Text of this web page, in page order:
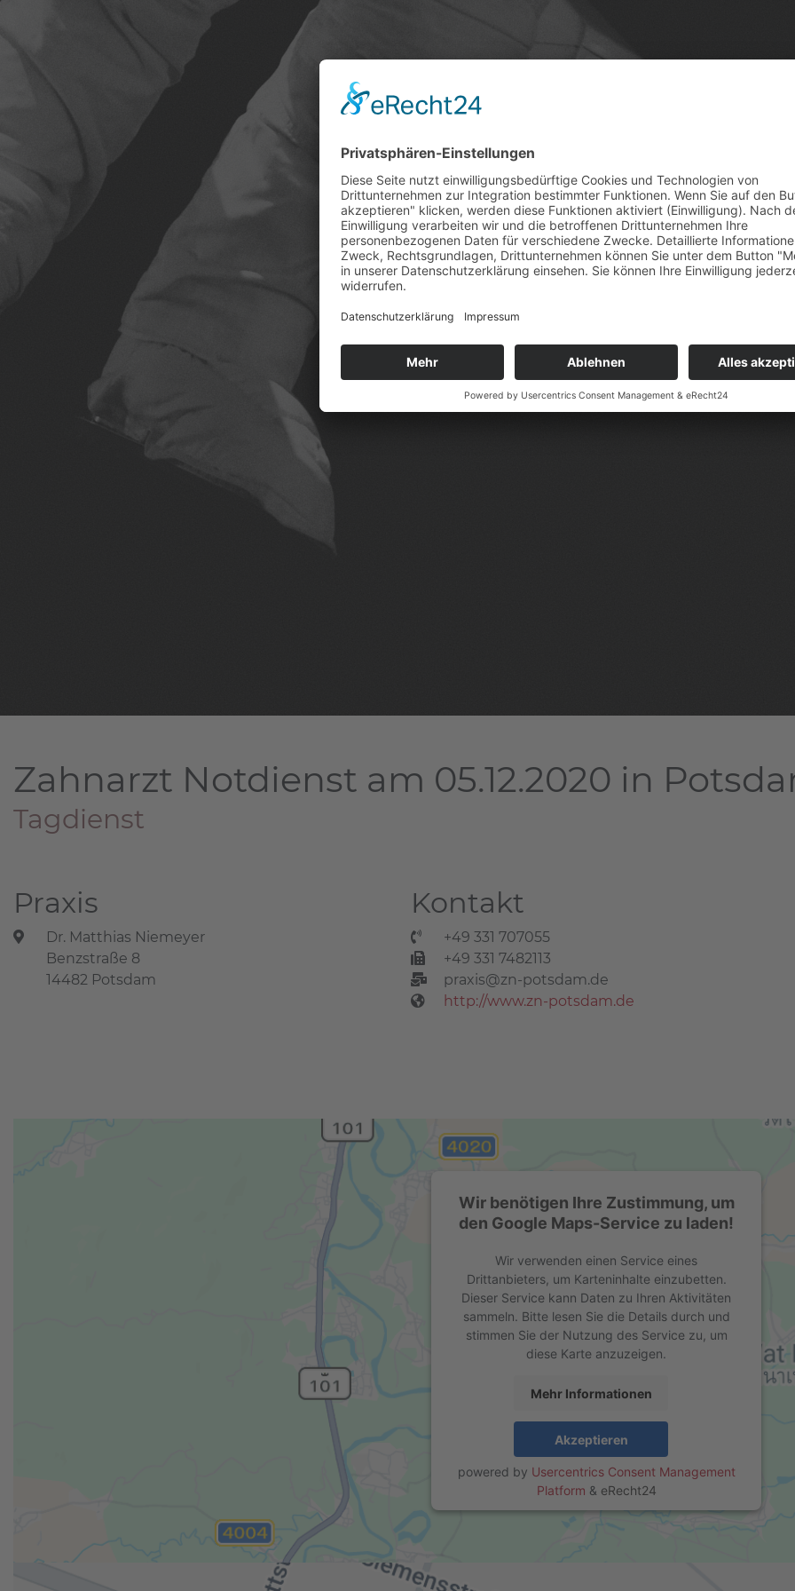
Zahnarzt Notdienst am 05.12.2020 in
Tagdienst
Praxis
Dr. Matthias Niemeyer
Benzstraße 8
14482 Potsdam
Kontakt
+49 331 707055
+49 331 7482113
praxis@zn-potsdam.de
http://www.zn-potsdam.de
Wir benötigen Ihre Zustimmung, um
den Google Maps-Service zu laden!
Wir verwenden einen Service eines
Drittanbieters, um Karteninhalte einzubetten.
Dieser Service kann Daten zu Ihren Aktivitäten
sammeln. Bitte lesen Sie die Details durch und
stimmen Sie der Nutzung des Service zu, um
diese Karte anzuzeigen.
Mehr Informationen
Akzeptieren
powered by Usercentrics Consent Management
Platform & eRecht24